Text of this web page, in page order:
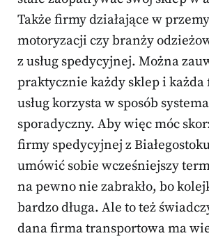
Także firmy działające w
motoryzacji czy branży
z usług spedycyjnej. Można
praktycznie każdy sklep i
usług korzysta w sposób
sporadyczny. Aby więc móc
firmy spedycyjnej z
umówić sobie wcześniejszy
na pewno nie zabrakło, bo
bardzo długa. Ale to też
dana firma transportowa ma